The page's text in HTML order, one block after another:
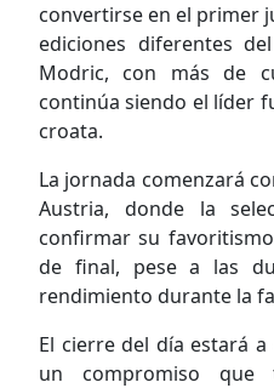
convertirse en el primer
ediciones diferentes
Modric, con más de
continúa siendo el líder
croata.
La jornada comenzará
Austria, donde la
confirmar su
de final, pese a las
rendimiento durante la
El cierre del día estará
un compromiso que